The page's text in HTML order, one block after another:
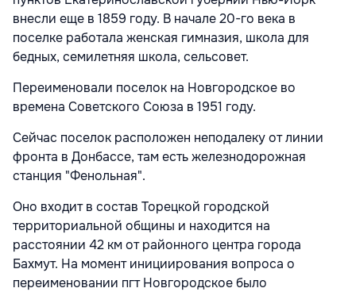
внесли еще в 1859 году. В начале 20-го века в
поселке работала женская гимназия, школа для
бедных, семилетняя школа, сельсовет.
Переименовали поселок на Новгородское во
времена Советского Союза в 1951 году.
Сейчас поселок расположен неподалеку от линии
фронта в Донбассе, там есть железнодорожная
станция "Фенольная".
Оно входит в состав Торецкой городской
территориальной общины и находится на
расстоянии 42 км от районного центра города
Бахмут. На момент инициирования вопроса о
переименовании пгт Новгородское было